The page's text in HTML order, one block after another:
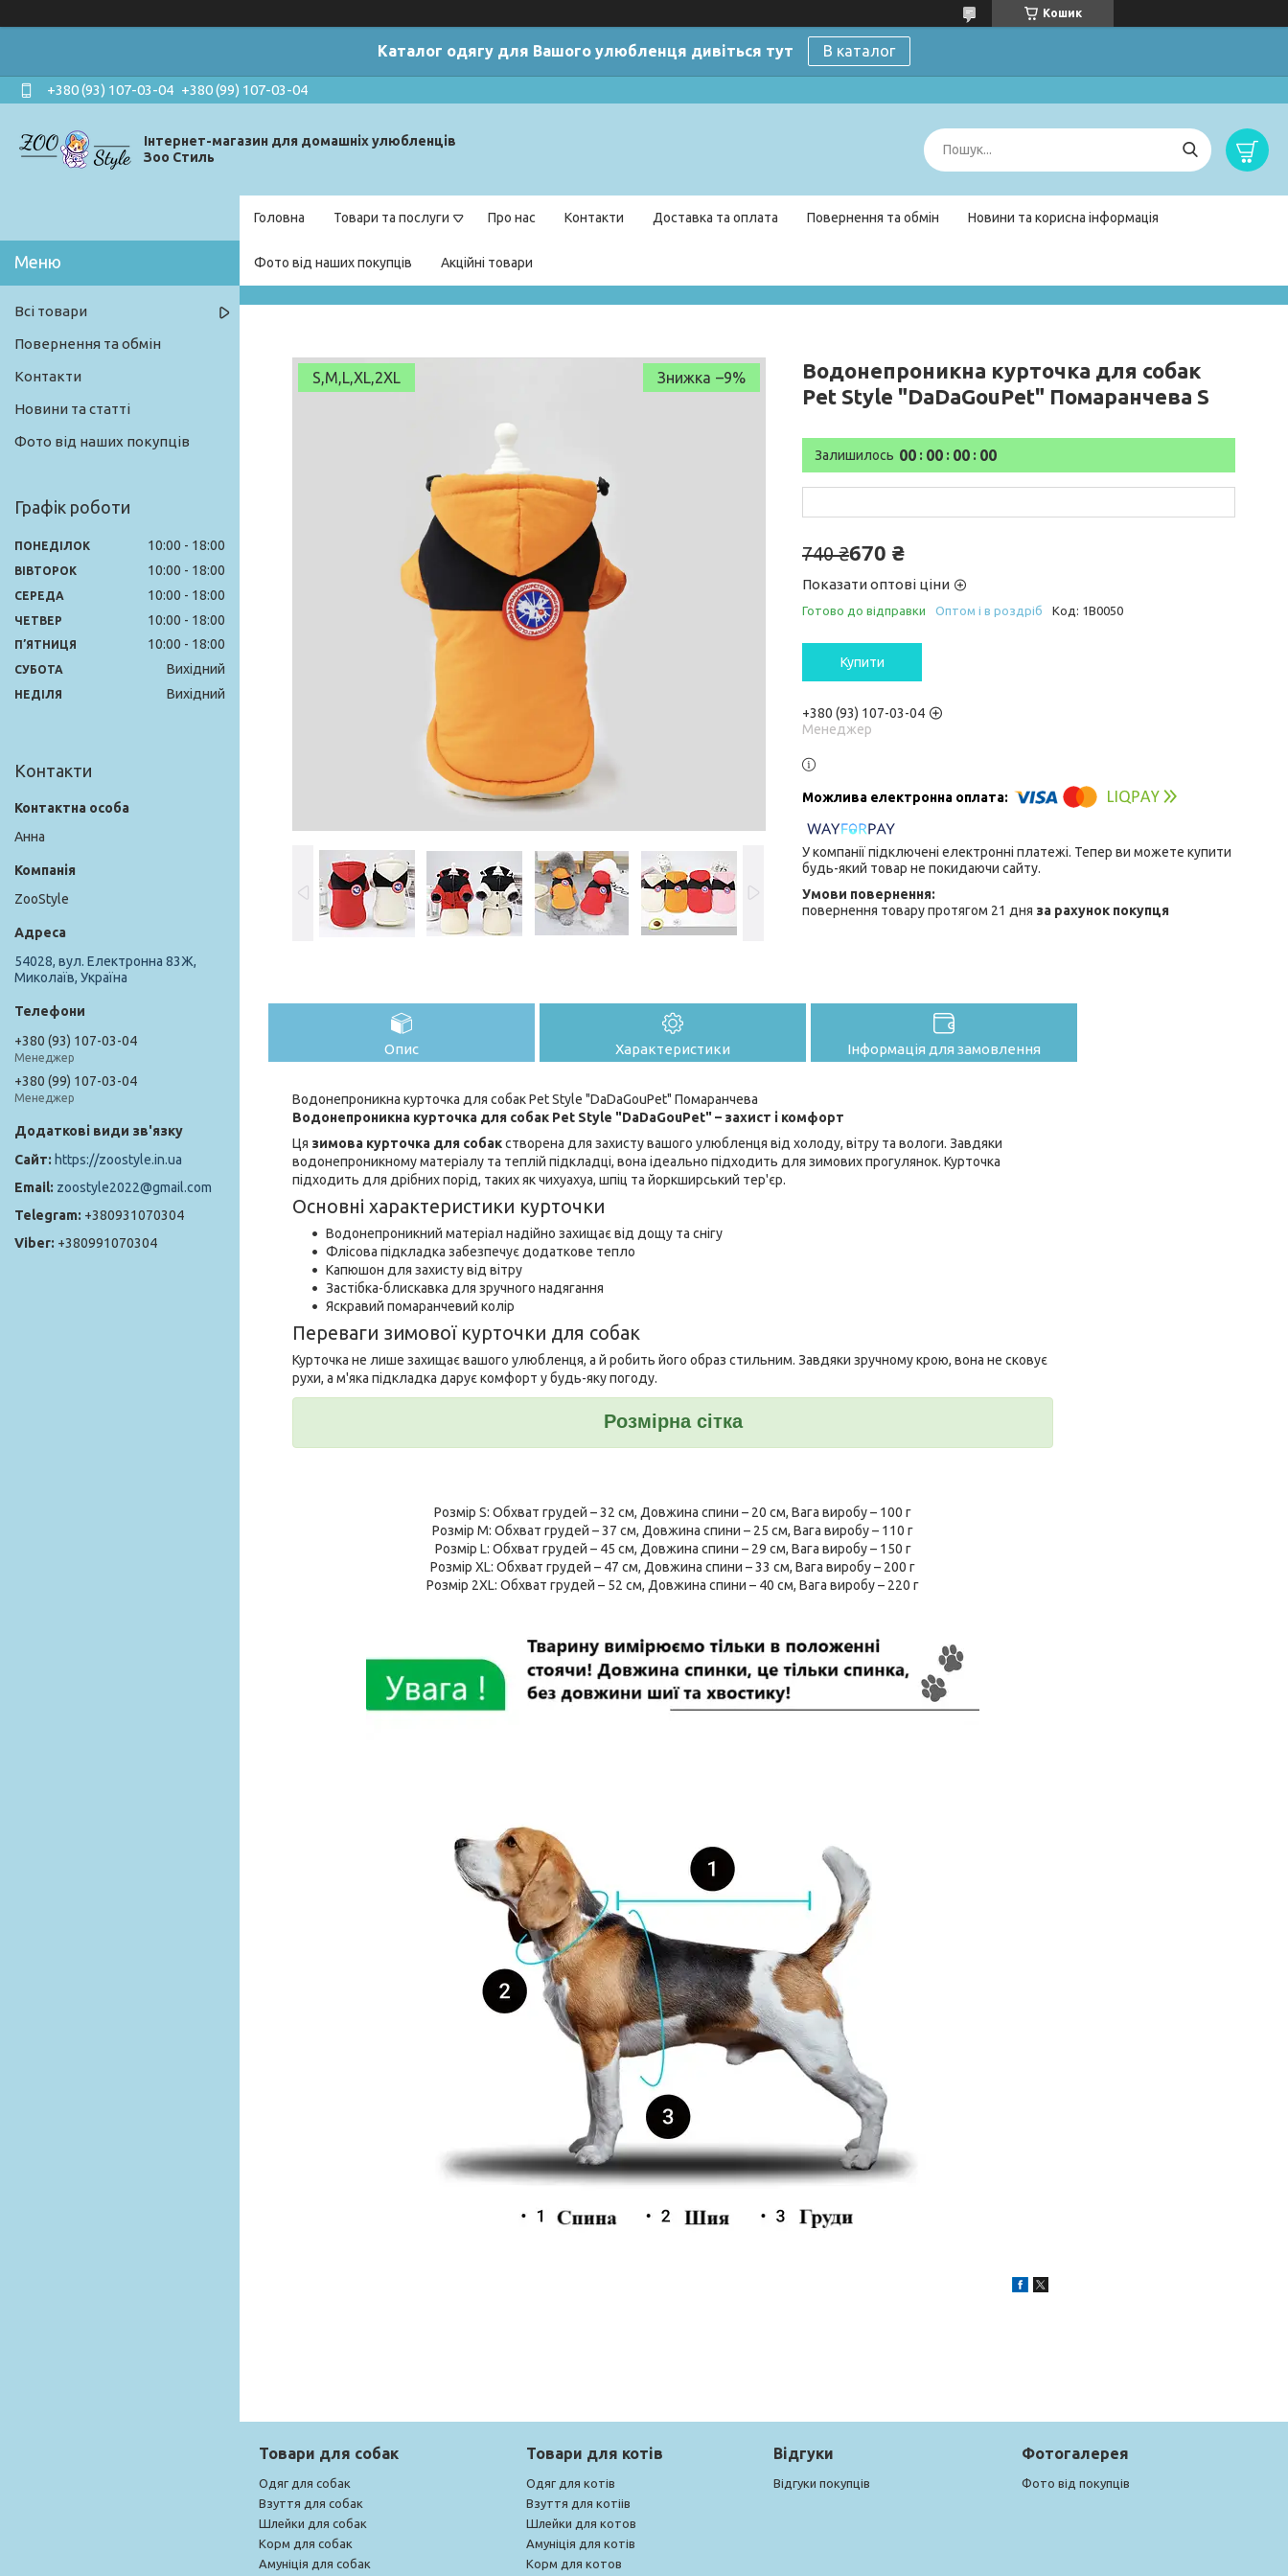
Кошик
Каталог одягу для Вашого улюбленця дивіться тут В каталог
+380 (93) 107-03-04 +380 (99) 107-03-04
Інтернет-магазин для домашніх улюбленців
Зоо Стиль
Головна Товари та послуги Про нас Контакти Доставка та оплата Повернення та обмін Новини та корисна інформація
Фото від наших покупців Акційні товари
S,M,L,XL,2XL –9%
Водонепроникна курточка для собак
Pet Style "DaDaGouPet" Помаранчева S
Залишилось 00 00 00 00
740 ₴670 ₴
Показати оптові ціни
Готово до відправки Оптом і в роздріб Код: 1B0050
Купити
+380 (93) 107-03-04
Менеджер
У компанії підключені електронні платежі. Тепер ви можете купити
будь-який товар не покидаючи сайту.
повернення товару протягом 21 дня за рахунок покупця
Опис Характеристики Інформація для замовлення
Водонепроникна курточка для собак Pet Style "DaDaGouPet" Помаранчева
Водонепроникна курточка для собак Pet Style "DaDaGouPet" – захист і комфорт
Ця зимова курточка для собакстворена для захисту вашого улюбленця від холоду, вітру та вологи. Завдяки
водонепроникному матеріалу та теплій підкладці, вона ідеально підходить для зимових прогулянок. Курточка
підходить для дрібних порід, таких як чихуахуа, шпіц та йоркширський тер'єр.
Основні характеристики курточки
Водонепроникний матеріал надійно захищає від дощу та снігу
Флісова підкладка забезпечує додаткове тепло
Капюшон для захисту від вітру
Застібка-блискавка для зручного надягання
Яскравий помаранчевий колір
Переваги зимової курточки для собак
Курточка не лише захищає вашого улюбленця, а й робить його образ стильним. Завдяки зручному крою, вона не сковує
рухи, а м'яка підкладка дарує комфорт у будь-яку погоду.
Розмірна сітка
Розмір S: Обхват грудей – 32 см, Довжина спини – 20 см, Вага виробу – 100 г
Розмір M: Обхват грудей – 37 см, Довжина спини – 25 см, Вага виробу – 110 г
Розмір L: Обхват грудей – 45 см, Довжина спини – 29 см, Вага виробу – 150 г
Розмір XL: Обхват грудей – 47 см, Довжина спини – 33 см, Вага виробу – 200 г
Розмір 2XL: Обхват грудей – 52 см, Довжина спини – 40 см, Вага виробу – 220 г
Всі товари
Повернення та обмін
Контакти
Новини та статті
Фото від наших покупців
Графік роботи
ПОНЕДІЛОК 10:00 18:00
ВІВТОРОК 10:00 18:00
СЕРЕДА 10:00 18:00
ЧЕТВЕР 10:00 18:00
ПʼЯТНИЦЯ 10:00 18:00
СУБОТА Вихідний
НЕДІЛЯ Вихідний
Контакти
Анна
ZooStyle
54028, вул. Електронна 83Ж,
Миколаїв, Україна
+380 (93) 107-03-04
Менеджер
+380 (99) 107-03-04
Менеджер
https://zoostyle.in.ua
zoostyle2022@gmail.com
+380931070304
+380991070304
Товари для собак
Одяг для собак
Взуття для собак
Шлейки для собак
Корм для собак
Амуніція для собак
Товари для котів
Одяг для котів
Взуття для котіів
Шлейки для котов
Амуніція для котів
Корм для котов
Відгуки
Відгуки покупців
Фотогалерея
Фото від покупців